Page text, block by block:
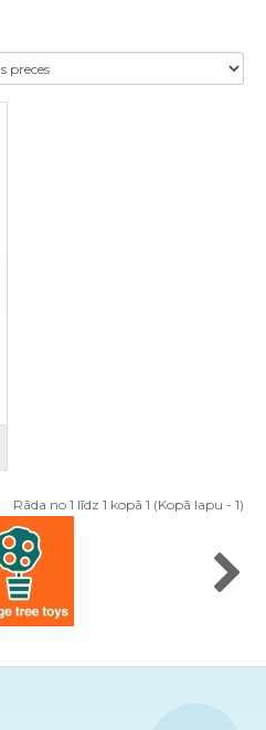
Rāda no 1 līdz 1 kopā 1 (Kopā lapu - 1)